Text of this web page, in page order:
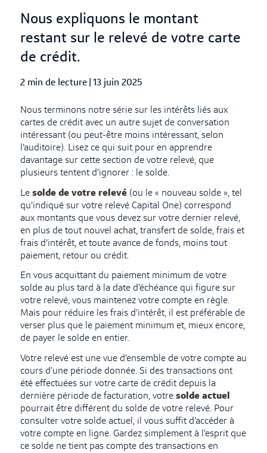
Nous expliquons le montant
restant sur le relevé de votre carte
de crédit.
2 min de lecture Published Date
13 juin 2025
Nous terminons notre série sur les intérêts liés aux
cartes de crédit avec un autre sujet de conversation
intéressant (ou peut-être moins intéressant, selon
l’auditoire). Lisez ce qui suit pour en apprendre
davantage sur cette section de votre relevé, que
plusieurs tentent d’ignorer : le solde.
Le solde de votre relevé(ou le « nouveau solde », tel
qu’indiqué sur votre relevé Capital One) correspond
aux montants que vous devez sur votre dernier relevé,
en plus de tout nouvel achat, transfert de solde, frais et
frais d’intérêt, et toute avance de fonds, moins tout
paiement, retour ou crédit.
En vous acquittant du paiement minimum de votre
solde au plus tard à la date d’échéance qui figure sur
votre relevé, vous maintenez votre compte en règle.
Mais pour réduire les frais d’intérêt, il est préférable de
verser plus que le paiement minimum et, mieux encore,
de payer le solde en entier.
Votre relevé est une vue d’ensemble de votre compte au
cours d’une période donnée. Si des transactions ont
été effectuées sur votre carte de crédit depuis la
dernière période de facturation, votresolde actuel
pourrait être différent du solde de votre relevé. Pour
consulter votre solde actuel, il vous suffit d’accéder à
votre compte en ligne. Gardez simplement à l’esprit que
ce solde ne tient pas compte des transactions en